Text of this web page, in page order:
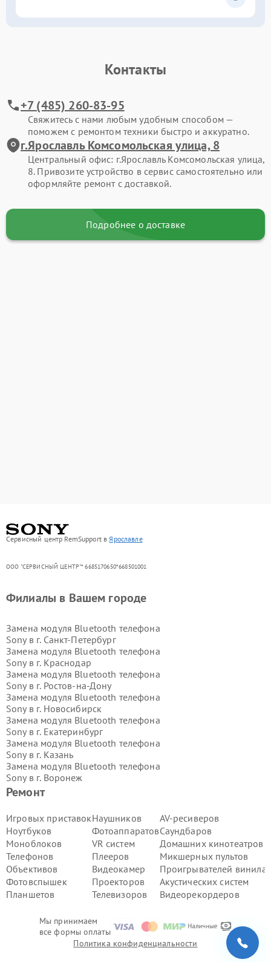
Контакты
+7 (485) 260-83-95
Свяжитесь с нами любым удобным способом —
поможем с ремонтом техники быстро и аккуратно.
г.Ярославль Комсомольская улица, 8
Центральный офис: г.Ярославль Комсомольская улица,
8. Привозите устройство в сервис самостоятельно или
оформляйте ремонт с доставкой.
Подробнее о доставке
Сервисный центр RemSupport в Ярославле
ООО "СЕРВИСНЫЙ ЦЕНТР"* 6685170650*668501001
Мы принимаем
все формы оплаты
Ремонт
Игровых приставок
Ноутбуков
Моноблоков
Телефонов
Объективов
Фотовспышек
Планшетов
Наушников
Фотоаппаратов
VR систем
Плееров
Видеокамер
Проекторов
Телевизоров
AV-ресиверов
Саундбаров
Домашних кинотеатров
Микшерных пультов
Проигрывателей винила
Акустических систем
Видеорекордеров
Филиалы в Вашем городе
Замена модуля Bluetooth телефона
Sony в г. Санкт-Петербург
Замена модуля Bluetooth телефона
Sony в г. Краснодар
Замена модуля Bluetooth телефона
Sony в г. Ростов-на-Дону
Замена модуля Bluetooth телефона
Sony в г. Новосибирск
Замена модуля Bluetooth телефона
Sony в г. Екатеринбург
Замена модуля Bluetooth телефона
Sony в г. Казань
Замена модуля Bluetooth телефона
Sony в г. Воронеж
Замена модуля Bluetooth телефона
Sony в г.Волгоград
Sony в г.Самара
Замена модуля Bluetooth телефона
Sony в г.Пермь
Замена модуля Bluetooth телефона
Sony в г.Красноярск
Замена модуля Bluetooth телефона
Sony в г.Ижевск
Замена модуля Bluetooth телефона
Sony в г. Челябинск
Замена модуля Bluetooth телефона
Sony в г.Тюмень
Замена модуля Bluetooth телефона
Политика конфиденциальности